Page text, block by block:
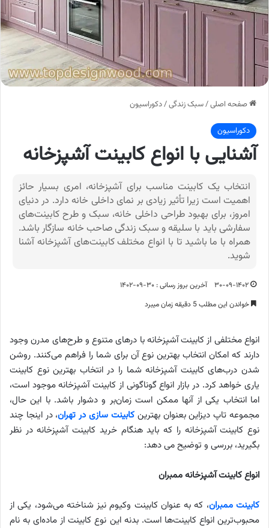
صفحه اصلی/سبک زندگی/دکوراسیون
دکوراسیون
آشنایی با انواع کابینت آشپزخانه
انتخاب یک کابینت مناسب برای آشپزخانه، امری بسیار حائز
اهمیت است زیرا تأثیر زیادی بر نمای داخلی خانه دارد. در دنیای
امروز، برای بهبود طراحی داخلی خانه، سبک و طرح کابینت‌های
سفارشی باید با سلیقه و سبک زندگی صاحب خانه سازگار باشد.
همراه با ما باشید تا با انواع مختلف کابینت‌های آشپزخانه آشنا
شوید.
۳۰-۰۹-۱۴۰۲
آخرین بروز رسانی : ۳۰-۰۹-۱۴۰۲
خواندن این مطلب 5 دقیقه زمان میبرد
انواع مختلفی از کابینت آشپزخانه با درهای متنوع و طرح‌های مدرن وجود
دارند که امکان انتخاب بهترین نوع آن برای شما را فراهم می‌کنند. روشن
شدن درب‌های کابینت آشپزخانه شما را در انتخاب بهترین نوع کابینت
یاری خواهد کرد. در بازار انواع گوناگونی از کابینت آشپزخانه موجود است،
اما انتخاب یکی از آنها ممکن است زمان‌بر و دشوار باشد. با این حال،
مجموعه تاپ دیزاین بعنوان بهترینکابینت سازی در تهران، در اینجا چند
نوع کابینت آشپزخانه را که باید هنگام خرید کابینت آشپزخانه در نظر
بگیرید، بررسی و توضیح می دهد:
انواع کابینت آشپزخانه ممبران
کابینت ممبران، که به عنوان کابینت وکیوم نیز شناخته می‌شود، یکی از
محبوب‌ترین انواع کابینت‌ها است. بدنه این نوع کابینت از ماده‌ای به نام